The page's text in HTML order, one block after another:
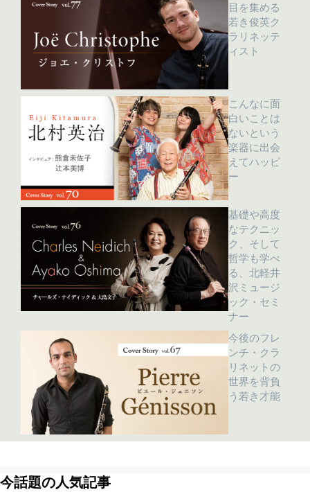
目を集める
若き俊英ク
ラリネッテ
ィスト
こんなに面
白いことは
ないという
楽器に出会
えてハッピ
ー
基礎や高度
なテクニッ
ク、そして
哲学も学べ
る、北軽井
沢ミュージ
ック・セミ
ナー
今後のフレ
ンチ・クラ
リネットの
世界を背負
う若き才能
今話題の人気記事